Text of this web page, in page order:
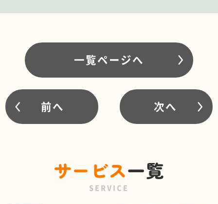
前へ
一覧ページへ
次へ
サービス一覧
SERVICE